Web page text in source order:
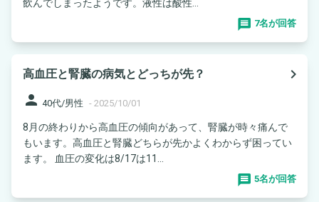
飲んでしまったようです。液性は酸性...
7名が回答
高血圧と腎臓の病気とどっちが先？
navigate_next
person 40代/男性 - 2025/10/01
8月の終わりから高血圧の傾向があって、腎臓が時々痛んで
もいます。高血圧と腎臓どちらが先かよくわからず困ってい
ます。 血圧の変化は8/17は11...
5名が回答